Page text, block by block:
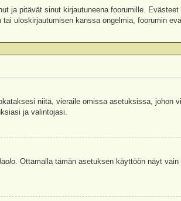
ja pitävät sinut kirjautuneena foorumille.
uloskirjautumisen kanssa ongelmia, foorumin
niitä, vieraile omissa asetuksissa, johon
ja valintojasi.
. Ottamalla tämän asetuksen käyttöön näyt